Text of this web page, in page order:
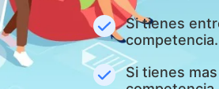
Si tienes
competencia.
Si tienes